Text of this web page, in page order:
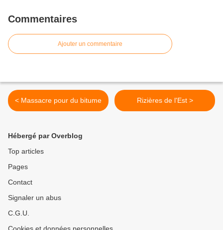
Commentaires
Ajouter un commentaire
< Massacre pour du bitume Rizières de l'Est >
Hébergé par Overblog
Top articles
Pages
Contact
Signaler un abus
C.G.U.